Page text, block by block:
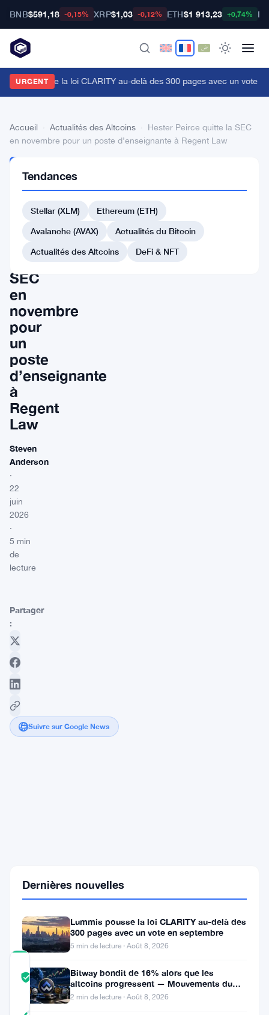
BNB$591,18 -0,15% XRP$1,03 -0,12% ETH$1 913,23 +0,74%
URGENT
pousse la loi CLARITY au-delà des 300 pages avec un vote
Accueil Actualités des Altcoins
Hester Peirce quitte la SEC
en novembre pour un poste d’enseignante à Regent Law
DES
ALTCOINS
Hester
Peirce
quitte
SEC
en
novembre
pour
un
poste
d’enseignante
à
Regent
Law
Steven
Anderson
·
22
juin
2026
·
5 min
de
lecture
Partager
:
Suivre sur Google News
d'enseignante
Law
TRUST
SCORE
Vérifié
Tendances
Stellar (XLM)
Ethereum (ETH)
Avalanche (AVAX)
Actualités du Bitcoin
Actualités des Altcoins
DeFi & NFT
Dernières nouvelles
Lummis pousse la loi CLARITY au-delà des
300 pages avec un vote en septembre
5 min de lecture · Août 8, 2026
Bitway bondit de 16% alors que les
altcoins progressent — Mouvements du
jour 8 août
2 min de lecture · Août 8, 2026